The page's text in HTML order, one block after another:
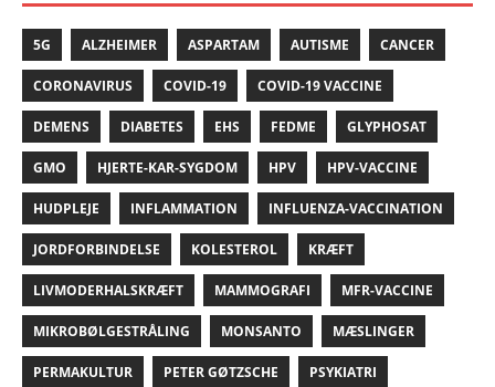
5G ALZHEIMER ASPARTAM AUTISME CANCER
CORONAVIRUS COVID-19 COVID-19 VACCINE
DEMENS DIABETES EHS FEDME GLYPHOSAT
GMO HJERTE-KAR-SYGDOM HPV HPV-VACCINE
HUDPLEJE INFLAMMATION INFLUENZA-VACCINATION
JORDFORBINDELSE KOLESTEROL KRÆFT
LIVMODERHALSKRÆFT MAMMOGRAFI MFR-VACCINE
MIKROBØLGESTRÅLING MONSANTO MÆSLINGER
PERMAKULTUR PETER GØTZSCHE PSYKIATRI